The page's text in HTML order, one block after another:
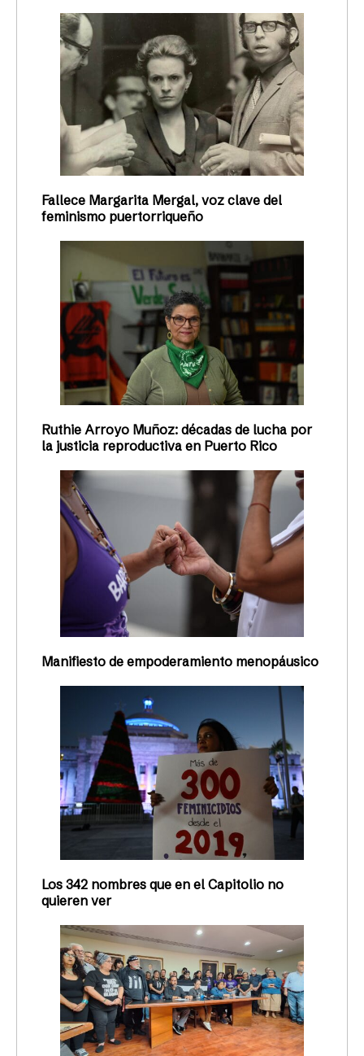
Fallece Margarita Mergal, voz clave del
feminismo puertorriqueño
Ruthie Arroyo Muñoz: décadas de lucha por
la justicia reproductiva en Puerto Rico
Manifiesto de empoderamiento menopáusico
Los 342 nombres que en el Capitolio no
quieren ver